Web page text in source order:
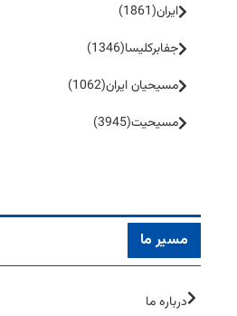
ایران(1861)
جفا‌بر‌کلیسا(1346)
مسیحیان ایران(1062)
مسیحیت(3945)
مسیر ما
درباره ما